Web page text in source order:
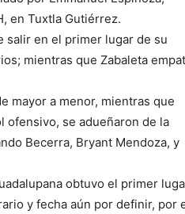
en Tuxtla Gutiérrez.
salir en el primer lugar de su
mientras que Zabaleta
mayor a menor, mientras que
ofensivo, se adueñaron de la
Becerra, Bryant Mendoza, y
obtuvo el primer
y fecha aún por definir, por